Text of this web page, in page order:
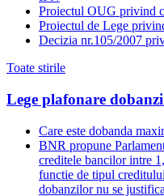
Proiectul OUG privind
Proiectul de Lege
Decizia nr.105/2007
Toate stirile
Lege plafonare
Care este dobanda
BNR propune
creditele bancilor intre
functie de tipul
dobanzilor nu se justifica